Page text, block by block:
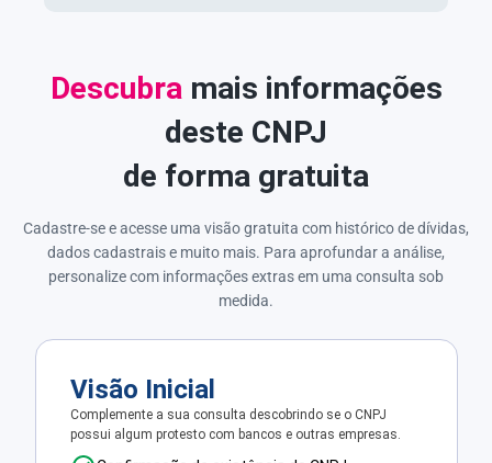
Descubra mais informações
deste CNPJ
de forma gratuita
Cadastre-se e acesse uma visão gratuita com histórico de dívidas,
dados cadastrais e muito mais. Para aprofundar a análise,
personalize com informações extras em uma consulta sob
medida.
Visão Inicial
Complemente a sua consulta descobrindo se o CNPJ
possui algum protesto com bancos e outras empresas.